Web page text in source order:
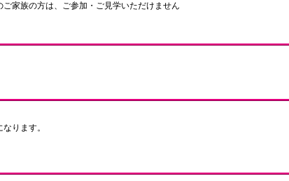
家族の方は、ご参加・ご見学いただけません
ります。